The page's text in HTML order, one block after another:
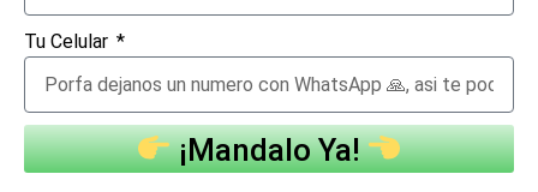
Tu Celular
¡Mandalo Ya!